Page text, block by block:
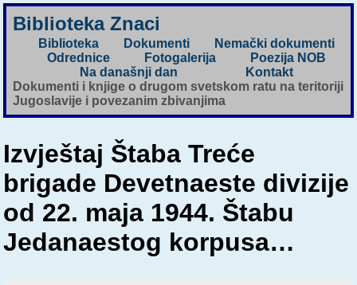
Biblioteka Znaci
Biblioteka Dokumenti
Nemački dokumenti
Odrednice
Fotogalerija
Poezija NOB
Na današnji dan
Kontakt
Dokumenti i knjige o drugom svetskom ratu na teritoriji
Jugoslavije i povezanim zbivanjima
Izvještaj Štaba Treće
brigade Devetnaeste divizije
od 22. maja 1944. Štabu
Jedanaestog korpusa…